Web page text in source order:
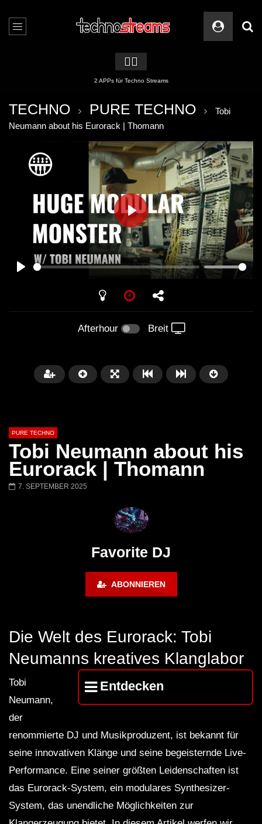
🏳️‍🌈
2 APPs für Techno Streams
TECHNO PURE TECHNO
Tobi
Neumann about his Eurorack | Thomann
PLAY
Afterhour Breit
Miss Djax – Cherry Moon –
PURE TECHNO
Tobi Neumann about his
Eurorack | Thomann
7. SEPTEMBER 2025
Favorite DJ
ABONNIEREN
Die Welt des Eurorack: Tobi
Neumanns kreatives Klanglabor
Entdecken
Tobi
Neumann,
der
renommierte DJ und Musikproduzent, ist bekannt für
seine innovativen Klänge und seine begeisternde Live-
Performance. Eine seiner größten Leidenschaften ist
das Eurorack-System, ein modulares Synthesizer-
System, das unendliche Möglichkeiten zur